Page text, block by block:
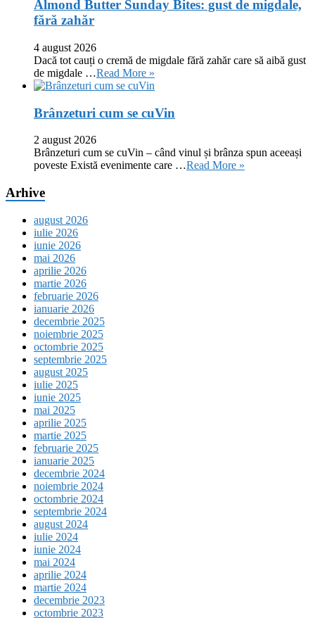
Almond Butter Sunday Bites: gust de migdale,
fără zahăr
4 august 2026
Dacă tot cauți o cremă de migdale fără zahăr care să aibă gust
de migdale …Read More »
Brânzeturi cum se cuVin
2 august 2026
Brânzeturi cum se cuVin – când vinul și brânza spun aceeași
poveste Există evenimente care …Read More »
Arhive
august 2026
iulie 2026
iunie 2026
mai 2026
aprilie 2026
martie 2026
februarie 2026
ianuarie 2026
decembrie 2025
noiembrie 2025
octombrie 2025
septembrie 2025
august 2025
iulie 2025
iunie 2025
mai 2025
aprilie 2025
martie 2025
februarie 2025
ianuarie 2025
decembrie 2024
noiembrie 2024
octombrie 2024
septembrie 2024
august 2024
iulie 2024
iunie 2024
mai 2024
aprilie 2024
martie 2024
decembrie 2023
octombrie 2023